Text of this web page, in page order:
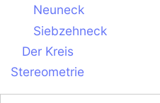
Neuneck
Siebzehneck
Der Kreis
Stereometrie